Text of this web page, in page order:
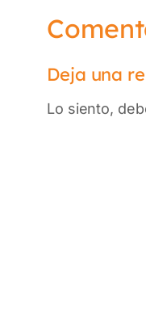
Deja una
Lo siento,